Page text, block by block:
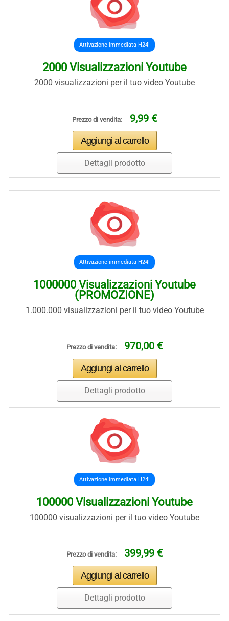
Attivazione immediata H24!
2000 Visualizzazioni Youtube
2000 visualizzazioni per il tuo video Youtube
Prezzo di vendita: 9,99 €
Dettagli prodotto
Attivazione immediata H24!
1000000 Visualizzazioni Youtube
(PROMOZIONE)
1.000.000 visualizzazioni per il tuo video Youtube
Prezzo di vendita: 970,00 €
Dettagli prodotto
Attivazione immediata H24!
100000 Visualizzazioni Youtube
100000 visualizzazioni per il tuo video Youtube
Prezzo di vendita: 399,99 €
Dettagli prodotto